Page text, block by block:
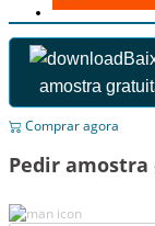
amostra
Comprar agora
Pedir amostra